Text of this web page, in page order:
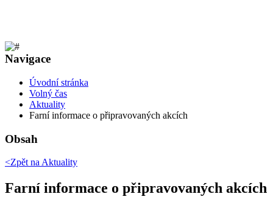
Navigace
Úvodní stránka
Volný čas
Aktuality
Farní informace o připravovaných akcích
Obsah
<Zpět na Aktuality
Farní informace o připravovaných akcích